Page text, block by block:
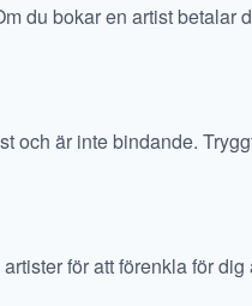
du bokar en artist betalar
och är inte bindande.
för att förenkla för dig